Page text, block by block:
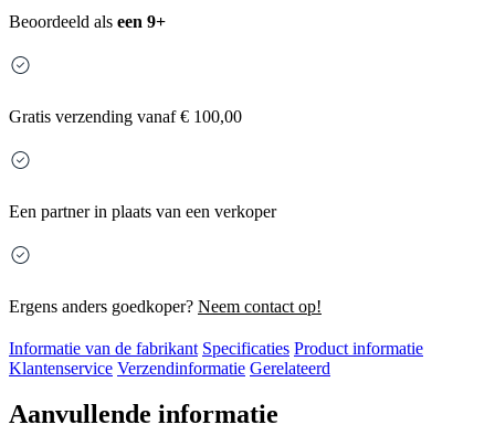
Beoordeeld als een 9+
Gratis verzending vanaf € 100,00
Een partner in plaats van een verkoper
Ergens anders goedkoper? Neem contact op!
Informatie van de fabrikant Specificaties Product informatie
Klantenservice Verzendinformatie Gerelateerd
Aanvullende informatie